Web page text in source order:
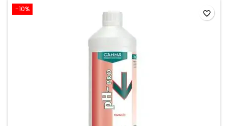
-10% favorite_border